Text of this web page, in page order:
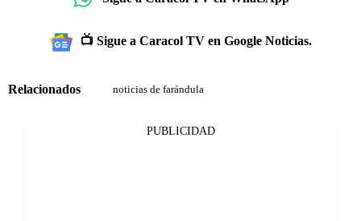
📺 Sigue a Caracol TV en Google Noticias.
Relacionados noticias de farándula
PUBLICIDAD